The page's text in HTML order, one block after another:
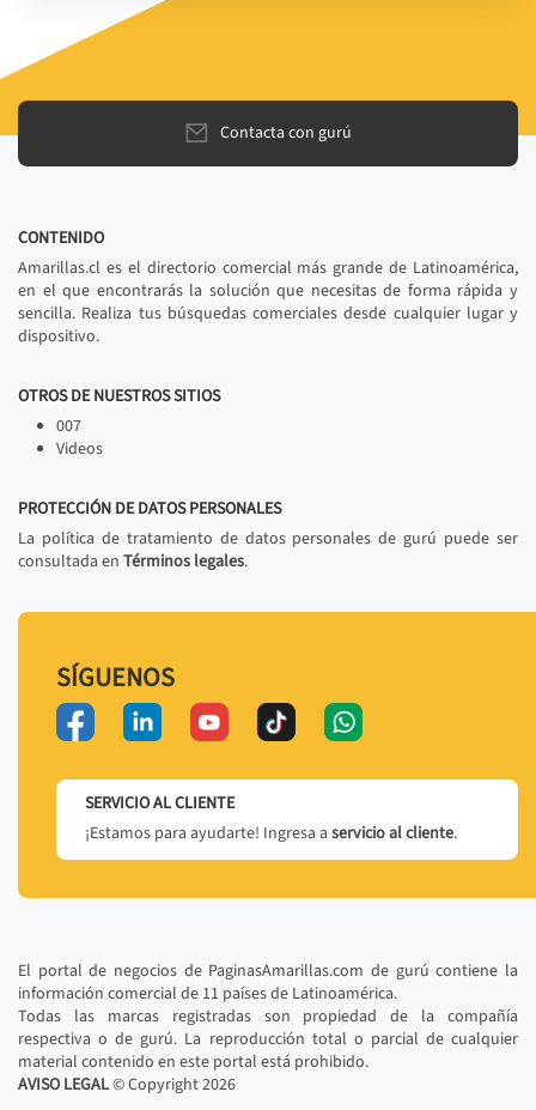
Contacta con gurú
CONTENIDO
Amarillas.cl es el directorio comercial más grande de Latinoamérica,
en el que encontrarás la solución que necesitas de forma rápida y
sencilla. Realiza tus búsquedas comerciales desde cualquier lugar y
dispositivo.
OTROS DE NUESTROS SITIOS
007
Videos
PROTECCIÓN DE DATOS PERSONALES
La política de tratamiento de datos personales de gurú puede ser
consultada en Términos legales.
SÍGUENOS
SERVICIO AL CLIENTE
¡Estamos para ayudarte! Ingresa a servicio al cliente.
El portal de negocios de PaginasAmarillas.com de gurú contiene la
información comercial de 11 países de Latinoamérica.
Todas las marcas registradas son propiedad de la compañía
respectiva o de gurú. La reproducción total o parcial de cualquier
material contenido en este portal está prohibido.
AVISO LEGAL© Copyright2026